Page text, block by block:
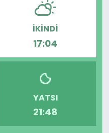
İKINDI
17:04
YATSI
21:48